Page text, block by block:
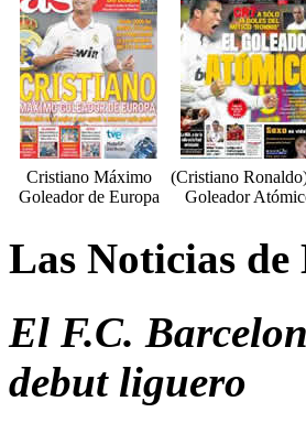
Cristiano Máximo
Goleador de Europa
(Cristiano
Goleador
Las Noticias de
El F.C.
debut liguero